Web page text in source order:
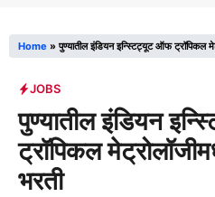
Home »पुण्यातील इंडियन इन्स्टिट्यूट ऑफ ट्रॉपिकल
JOBS
पुण्यातील इंडियन
ट्रॉपिकल
भरती